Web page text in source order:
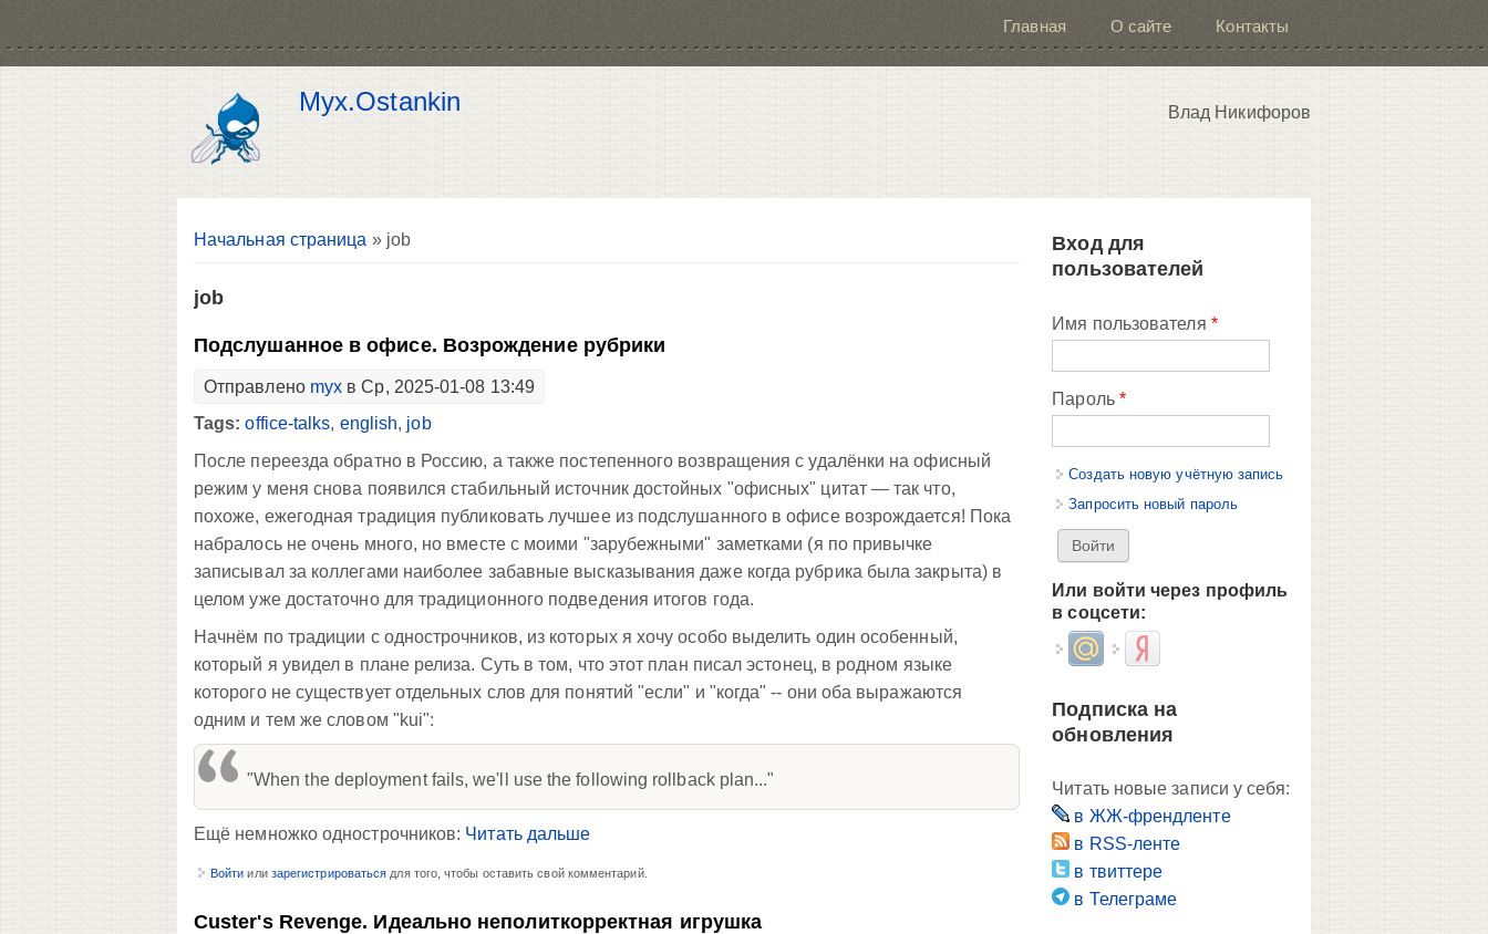
Главная О сайте Контакты
Myx.Ostankin Влад Никифоров
Вы здесь
Начальная страница » job
job
Подслушанное в офисе. Возрождение рубрики
Отправлено myx в Ср, 2025-01-08 13:49
Tags:office-talks, english, job
После переезда обратно в Россию, а также постепенного возвращения с удалёнки на офисный
режим у меня снова появился стабильный источник достойных "офисных" цитат — так что,
похоже, ежегодная традиция публиковать лучшее из подслушанного в офисе возрождается! Пока
набралось не очень много, но вместе с моими "зарубежными" заметками (я по привычке
записывал за коллегами наиболее забавные высказывания даже когда рубрика была закрыта) в
целом уже достаточно для традиционного подведения итогов года.
Начнём по традиции с однострочников, из которых я хочу особо выделить один особенный,
который я увидел в плане релиза. Суть в том, что этот план писал эстонец, в родном языке
которого не существует отдельных слов для понятий "если" и "когда" -- они оба выражаются
одним и тем же словом "kui":
"When the deployment fails, we'll use the following rollback plan..."
Ещё немножко однострочников: Читать дальше
Войти или зарегистрироваться для того, чтобы оставить свой комментарий.
Custer's Revenge. Идеально неполиткорректная игрушка
Вход для
пользователей
Имя пользователя *
Пароль *
Создать новую учётную запись
Запросить новый пароль
Или войти через профиль
в соцсети:
Login with Mail.ruLogin with Яндекс
Подписка на
обновления
Читать новые записи у себя:
в ЖЖ-френдленте
в RSS-ленте
в твиттере
в Телеграме